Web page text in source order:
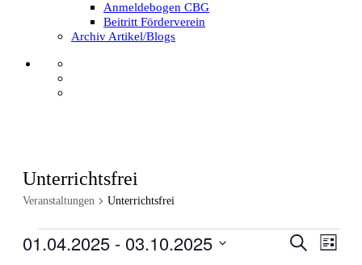
Anmeldebogen CBG
Beitritt Förderverein
Archiv Artikel/Blogs
Unterrichtsfrei
Veranstaltungen Unterrichtsfrei
Suche
Liste
01.04.2025 - 03.10.2025